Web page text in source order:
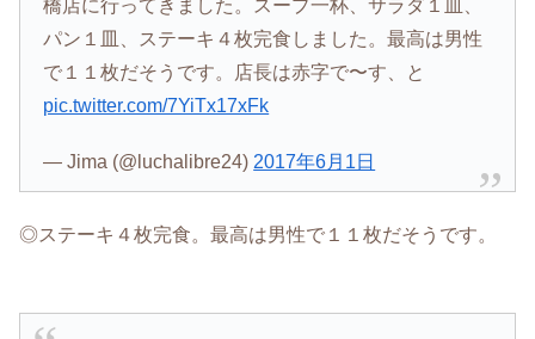
橋店に行ってきました。スープ一杯、サラダ１皿、
パン１皿、ステーキ４枚完食しました。最高は男性
で１１枚だそうです。店長は赤字で〜す、と
pic.twitter.com/7YiTx17xFk
— Jima (@luchalibre24) 2017年6月1日
◎ステーキ４枚完食。最高は男性で１１枚だそうです。